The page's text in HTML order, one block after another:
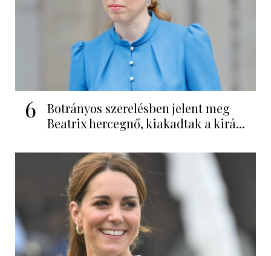
6
Botrányos szerelésben jelent meg
Beatrix hercegnő, kiakadtak a kirá...